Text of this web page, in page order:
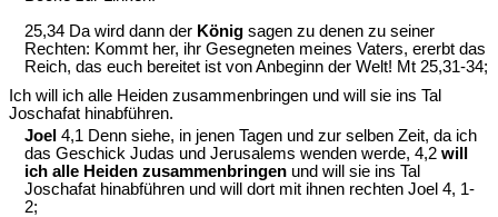
25,34 Da wird dann der König sagen zu denen zu seiner
Rechten: Kommt her, ihr Gesegneten meines Vaters, ererbt das
Reich, das euch bereitet ist von Anbeginn der Welt! Mt 25,31-34;
Ich will ich alle Heiden zusammenbringen und will sie ins Tal
Joschafat hinabführen.
Joel 4,1 Denn siehe, in jenen Tagen und zur selben Zeit, da ich
das Geschick Judas und Jerusalems wenden werde, 4,2 will
ich alle Heiden zusammenbringen und will sie ins Tal
Joschafat hinabführen und will dort mit ihnen rechten Joel 4, 1-
2;